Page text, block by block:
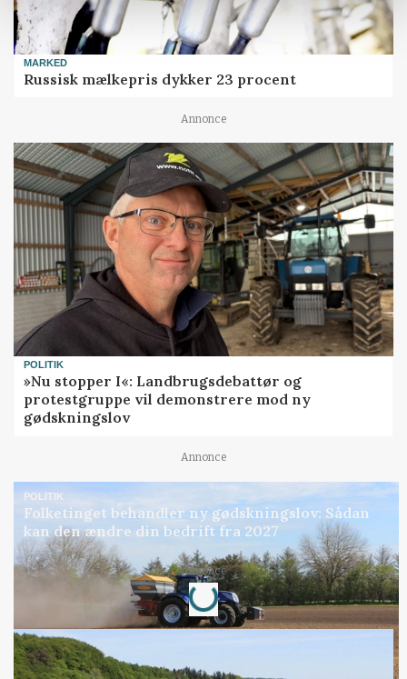
MARKED
Russisk mælkepris dykker 23 procent
Annonce
POLITIK
»Nu stopper I«: Landbrugsdebattør og
protestgruppe vil demonstrere mod ny
gødskningslov
Annonce
POLITIK
Folketinget behandler ny gødskningslov: Sådan
kan den ændre din bedrift fra 2027
Annonce
Loading...